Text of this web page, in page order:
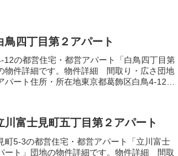
鳥四丁目第２アパート
12の都営住宅・都営アパート「白鳥四丁目第
物件詳細です。物件詳細 間取り・広さ団地
パート住所・所在地東京都葛飾区白鳥4-12間
川富士見町五丁目第２アパート
町5-3の都営住宅・都営アパート「立川富士
ート」団地の物件詳細です。物件詳細 間取